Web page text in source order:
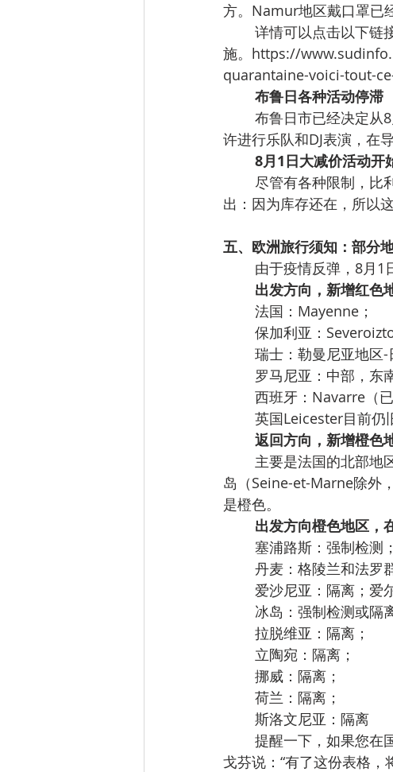
方。Namur地区戴口罩已
详情可以点击以下链
施。https://
quarantaine-voici-tout-
布鲁日各种活动停滞
布鲁日市已经决定从
许进行乐队和DJ表演，在
8月1日大减价活动开
尽管有各种限制，比
出：因为库存还在，所以
五、欧洲旅行须知：部分
由于疫情反弹，8月1
出发方向，新增红色
法国：Mayenne；
保加利亚：
瑞士：勒曼尼亚地区
罗马尼亚：中部，东
西班牙：Navarre（
英国Leicester目前仍
返回方向，新增橙色
主要是法国的北部地
岛（Seine-et-Marne除外
是橙色。
出发方向橙色地区，
塞浦路斯：强制检测；
丹麦：格陵兰和法罗
爱沙尼亚：隔离；爱
冰岛：强制检测或隔
拉脱维亚：隔离；
立陶宛：隔离；
挪威：隔离；
荷兰：隔离；
斯洛文尼亚：隔离
提醒一下，如果您在
戈芬说：“有了这份表格，